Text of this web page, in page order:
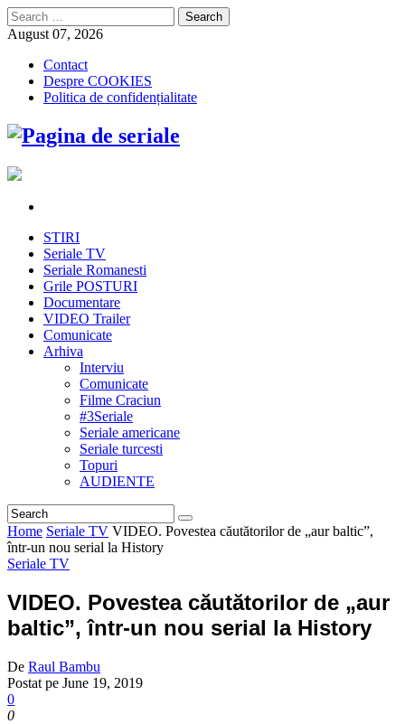
Search
for:
August 07, 2026
Contact
Despre COOKIES
Politica de confidențialitate
STIRI
Seriale TV
Seriale Romanesti
Grile POSTURI
Documentare
VIDEO Trailer
Comunicate
Arhiva
Interviu
Comunicate
Filme Craciun
#3Seriale
Seriale americane
Seriale turcesti
Topuri
AUDIENTE
Home Seriale TV VIDEO. Povestea căutătorilor de „aur baltic”,
într-un nou serial la History
Seriale TV
VIDEO. Povestea căutătorilor de „aur
baltic”, într-un nou serial la History
De Raul Bambu
Postat pe June 19, 2019
0
0